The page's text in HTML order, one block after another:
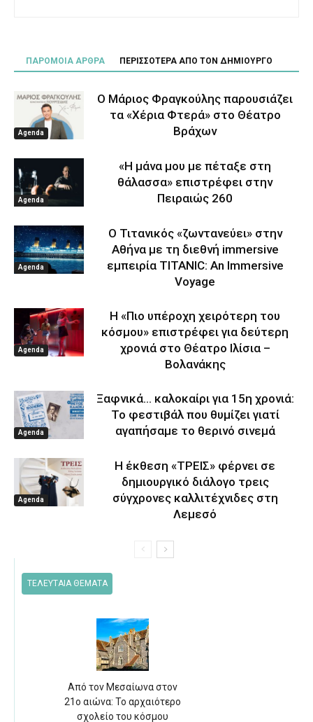
ΠΑΡΟΜΟΙΑ ΑΡΘΡΑ ΠΕΡΙΣΣΟΤΕΡΑ ΑΠΟ ΤΟΝ ΔΗΜΙΟΥΡΓΟ
Agenda
Ο Μάριος Φραγκούλης παρουσιάζει
τα «Χέρια Φτερά» στο Θέατρο
Βράχων
Agenda
«Η μάνα μου με πέταξε στη
θάλασσα» επιστρέφει στην
Πειραιώς 260
Agenda
Ο Τιτανικός «ζωντανεύει» στην
Αθήνα με τη διεθνή immersive
εμπειρία TITANIC: An Immersive
Voyage
Agenda
Η «Πιο υπέροχη χειρότερη του
κόσμου» επιστρέφει για δεύτερη
χρονιά στο Θέατρο Ιλίσια –
Βολανάκης
Agenda
Ξαφνικά… καλοκαίρι για 15η χρονιά:
Το φεστιβάλ που θυμίζει γιατί
αγαπήσαμε το θερινό σινεμά
Agenda
Η έκθεση «ΤΡΕΙΣ» φέρνει σε
δημιουργικό διάλογο τρεις
σύγχρονες καλλιτέχνιδες στη
Λεμεσό
ΤΕΛΕΥΤΑΙΑ ΘΕΜΑΤΑ
Από τον Μεσαίωνα στον
21ο αιώνα: Το αρχαιότερο
σχολείο του κόσμου